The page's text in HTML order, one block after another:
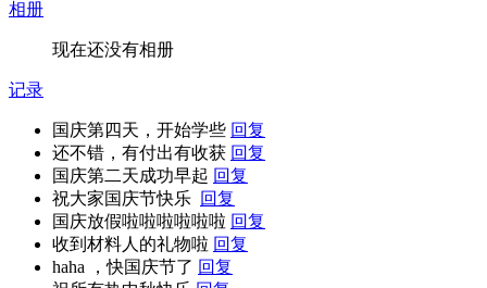
相册
现在还没有相册
记录
国庆第四天，开始学些 回复
还不错，有付出有收获 回复
国庆第二天成功早起 回复
祝大家国庆节快乐 回复
国庆放假啦啦啦啦啦啦 回复
收到材料人的礼物啦 回复
haha ，快国庆节了 回复